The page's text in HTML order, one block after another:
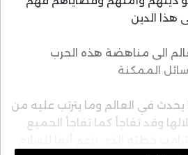
هذا الدين
الى مناهضة هذه الحرب
الممكنة
يحدث في العالم وما يترتب عليه من
وقد تفاجأ كما تفاجأ الجميع